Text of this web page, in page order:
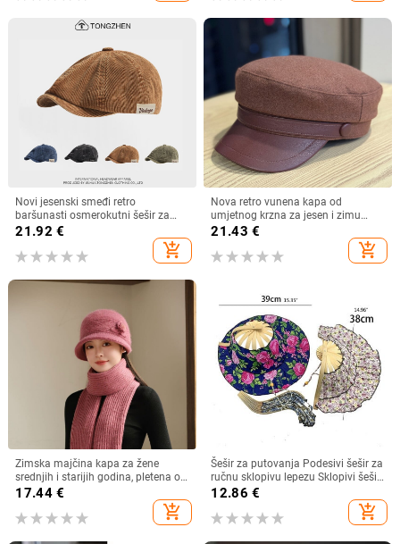
Novi jesenski smeđi retro
baršunasti osmerokutni šešir za
muškarce i žene, nošen unatrag s
beretkom, univerzalni šešir u jednoj
boji za jesen i zimu
21.92 €
add_shopping_cart
Nova retro vunena kapa od
umjetnog krzna za jesen i zimu
2025. za žene, britanski
osmerokutni ravni cilindar za
književna putovanja
21.43 €
add_shopping_cart
Zimska majčina kapa za žene
srednjih i starijih godina, pletena od
zečjeg krzna, otporna na hladnoću,
topla, vunena kapa plus baršunasta
kapa za umivaonik
17.44€
add_shopping_cart
Šešir za putovanja Podesivi šešir za
ručnu sklopivu lepezu Sklopivi šešir
od bambusa i lepeza Ljetna plaža
12.86 €
add_shopping_cart